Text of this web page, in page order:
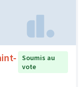
Soumis au
vote